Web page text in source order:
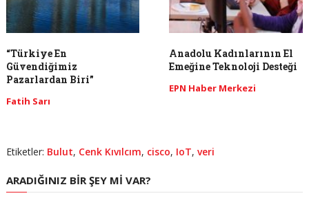
“Türkiye En
Güvendiğimiz
Pazarlardan Biri”
Fatih Sarı
Anadolu Kadınlarının El
Emeğine Teknoloji Desteği
EPN Haber Merkezi
Etiketler: Bulut, Cenk Kıvılcım, cisco, IoT, veri
ARADIĞINIZ BIR ŞEY MI VAR?